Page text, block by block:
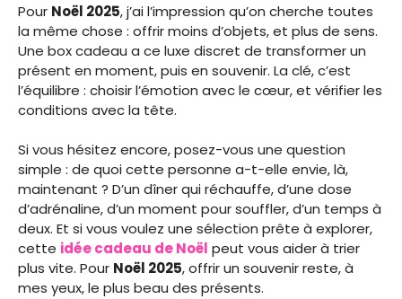
Pour Noël 2025, j’ai l’impression qu’on cherche toutes
la même chose : offrir moins d’objets, et plus de sens.
Une box cadeau a ce luxe discret de transformer un
présent en moment, puis en souvenir. La clé, c’est
l’équilibre : choisir l’émotion avec le cœur, et vérifier les
conditions avec la tête.
Si vous hésitez encore, posez-vous une question
simple : de quoi cette personne a-t-elle envie, là,
maintenant ? D’un dîner qui réchauffe, d’une dose
d’adrénaline, d’un moment pour souffler, d’un temps à
deux. Et si vous voulez une sélection prête à explorer,
cette idée cadeau de Noël peut vous aider à trier
plus vite. Pour Noël 2025, offrir un souvenir reste, à
mes yeux, le plus beau des présents.